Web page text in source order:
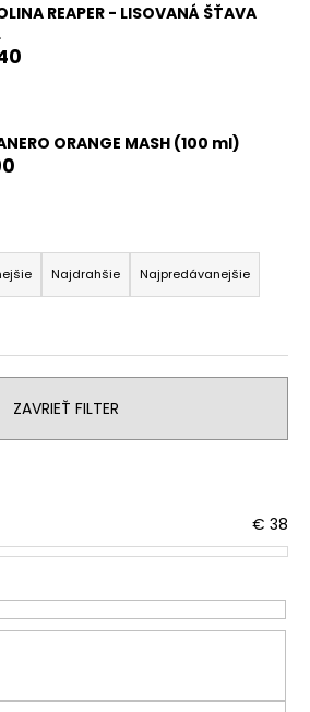
REAPER - LISOVANÁ ŠŤAVA
ORANGE MASH (100 ml)
Najdrahšie Najpredávanejšie
ZAVRIEŤ FILTER
€ 38